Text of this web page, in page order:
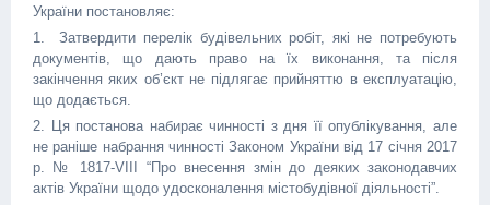
України постановляє:
1. Затвердити перелік будівельних робіт, які не потребують
документів, що дають право на їх виконання, та після
закінчення яких об’єкт не підлягає прийняттю в експлуатацію,
що додається.
2. Ця постанова набирає чинності з дня її опублікування, але
не раніше набрання чинності Законом України від 17 січня 2017
р. № 1817-VIII “Про внесення змін до деяких законодавчих
актів України щодо удосконалення містобудівної діяльності”.